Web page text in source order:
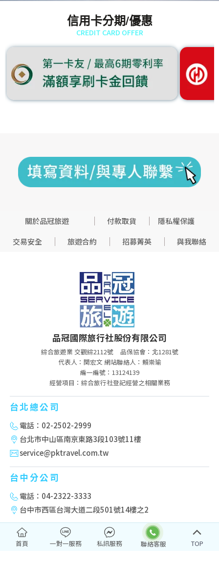
信用卡分期/優惠
CREDIT CARD OFFER
關於品冠旅遊 付款取貨
隱私權保護
交易安全
旅遊合約 招募菁英 與我聯絡
品冠國際旅行社股份有限公司
綜合旅遊業 交觀綜2112號
品保協會：北1281號
代表人：関宏文 網站聯絡人：賴崇瑜
編一編號：13124139
經營項目：綜合旅行社登記經營之相關業務
台北總公司
電話：02-2502-2999
台北市中山區南京東路3段103號11樓
service@pktravel.com.tw
台中分公司
電話：04-2322-3333
台中市西區台灣大道二段501號14樓之2
高雄分公司
首頁 一對一服務 私訊服務 TOP